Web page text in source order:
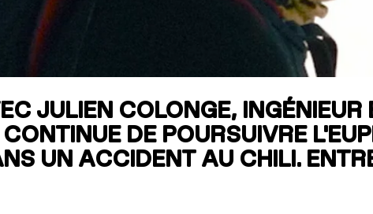
JULIEN COLONGE,
DE POURSUIVRE
UN ACCIDENT AU CHILI.